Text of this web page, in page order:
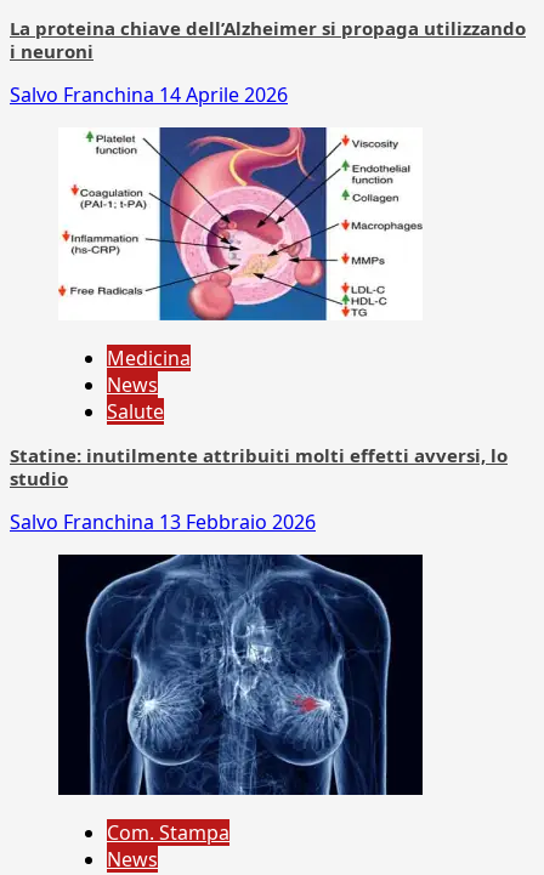
La proteina chiave dell’Alzheimer si propaga utilizzando
i neuroni
Salvo Franchina 14 Aprile 2026
Medicina
News
Salute
Statine: inutilmente attribuiti molti effetti avversi, lo
studio
Salvo Franchina 13 Febbraio 2026
Com. Stampa
News